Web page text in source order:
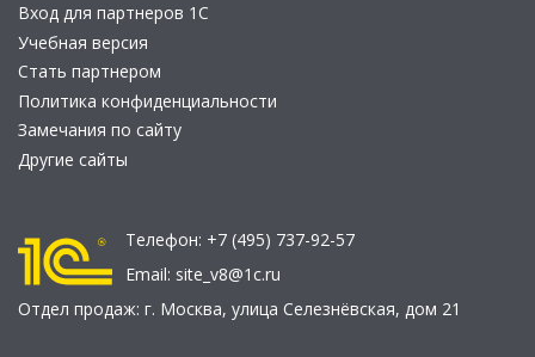
Вход для партнеров 1С
Учебная версия
Стать партнером
Политика конфиденциальности
Замечания по сайту
Другие сайты
Телефон: +7 (495) 737-92-57
Email: site_v8@1c.ru
Отдел продаж: г. Москва, улица Селезнёвская, дом 21